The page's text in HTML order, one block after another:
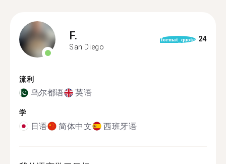
F.
San Diego
format_quote 24
流利
乌尔都语 英语
学
日语 简体中文 西班牙语